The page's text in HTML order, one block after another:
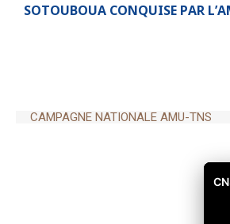
CAMPAGNE NATIONALE AMU-TNS